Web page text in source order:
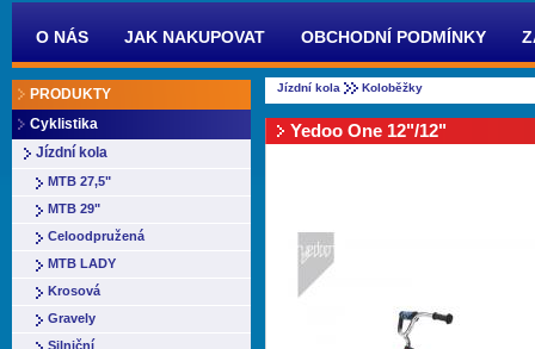
O NÁS JAK NAKUPOVAT OBCHODNÍ PODMÍNKY
PRODUKTY
Cyklistika
Jízdní kola
MTB 27,5"
MTB 29"
Celoodpružená
MTB LADY
Krosová
Gravely
Silniční
Jízdní kola Koloběžky
Yedoo One 12"/12"